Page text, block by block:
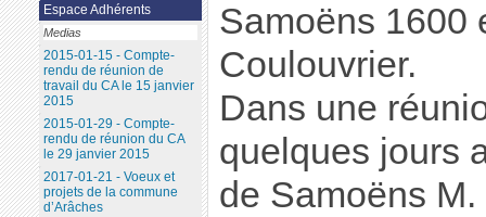
Samoëns 1600
Coulouvrier.
Dans une
quelques jours
de Samoëns
Espace Adhérents
Medias
2015-01-15 - Compte-
rendu de réunion de
travail du CA le 15 janvier
2015
2015-01-29 - Compte-
rendu de réunion du CA
le 29 janvier 2015
2017-01-21 - Voeux et
projets de la commune
d’Arâches